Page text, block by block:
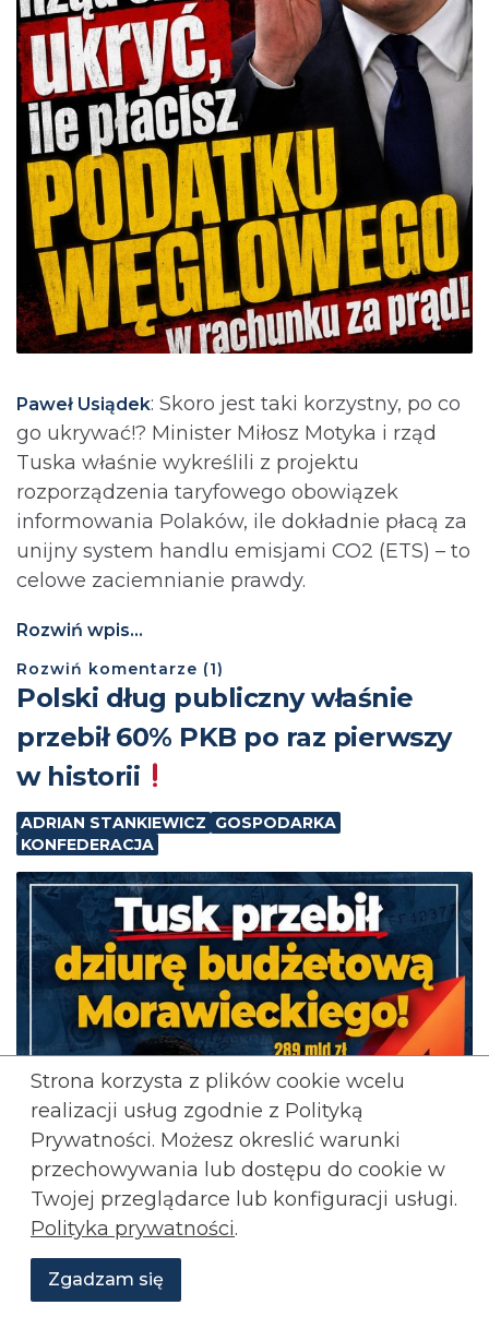
Paweł Usiądek: Skoro jest taki korzystny, po co
go ukrywać!? Minister Miłosz Motyka i rząd
Tuska właśnie wykreślili z projektu
rozporządzenia taryfowego obowiązek
informowania Polaków, ile dokładnie płacą za
unijny system handlu emisjami CO2 (ETS) – to
celowe zaciemnianie prawdy.
Rozwiń wpis...
Rozwiń komentarze (1)
Polski dług publiczny właśnie
przebił 60% PKB po raz pierwszy
w historii
ADRIAN STANKIEWICZ GOSPODARKA
KONFEDERACJA
Strona korzysta z plików cookie wcelu
realizacji usług zgodnie z Polityką
Prywatności. Możesz okreslić warunki
przechowywania lub dostępu do cookie w
Twojej przeglądarce lub konfiguracji usługi.
Polityka prywatności.
Zgadzam się